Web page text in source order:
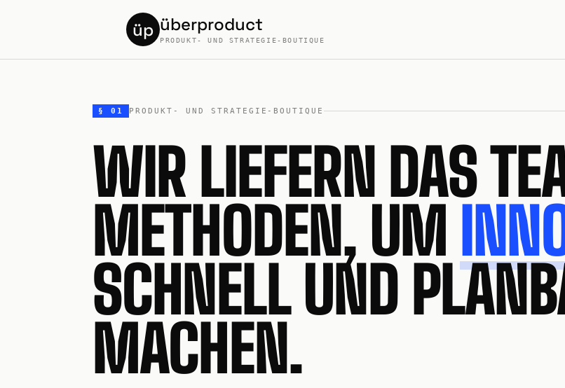
üp überproduct
PRODUKT- UND STRATEGIE-BOUTIQUE
§ 01 PRODUKT- UND STRATEGIE-BOUTIQUE
WIR LIEFERN DAS
METHODEN, UM
SCHNELL UND
MACHEN.